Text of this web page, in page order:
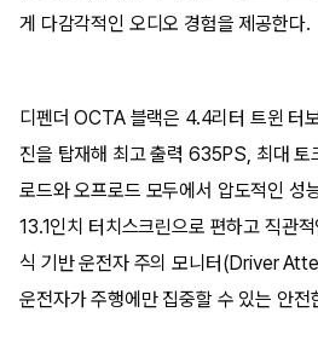
게 다감각적인 오디오 경험을 제공한다.
디펜더 OCTA 블랙은 4.4리터 트윈 터
진을 탑재해 최고 출력 635PS, 최대 토
로드와 오프로드 모두에서 압도적인 성
13.1인치 터치스크린으로 편하고 직관
식 기반 운전자 주의 모니터(Driver
운전자가 주행에만 집중할 수 있는 안